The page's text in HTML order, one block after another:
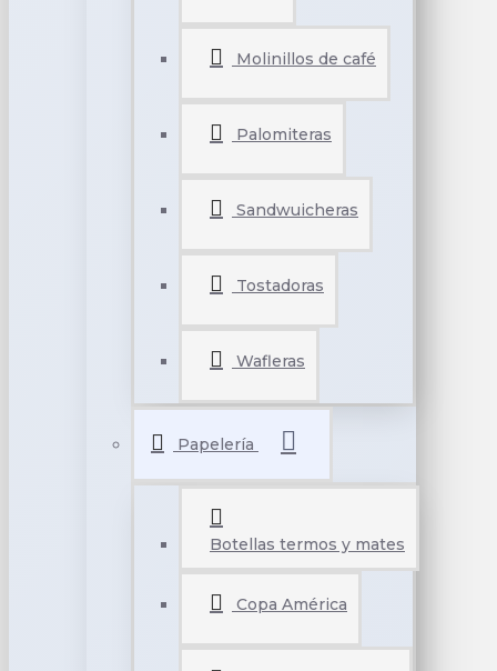
Molinillos de café
Palomiteras
Sandwuicheras
Tostadoras
Wafleras
Papelería
Botellas termos y mates
Copa América